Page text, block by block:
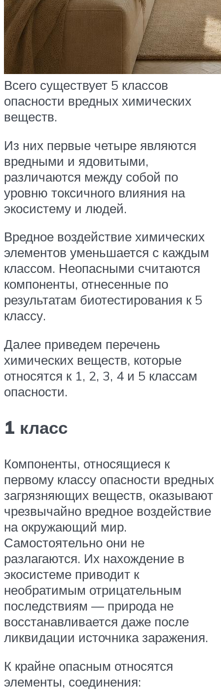
Всего существует 5 классов
опасности вредных химических
веществ.
Из них первые четыре являются
вредными и ядовитыми,
различаются между собой по
уровню токсичного влияния на
экосистему и людей.
Вредное воздействие химических
элементов уменьшается с каждым
классом. Неопасными считаются
компоненты, отнесенные по
результатам биотестирования к 5
классу.
Далее приведем перечень
химических веществ, которые
относятся к 1, 2, 3, 4 и 5 классам
опасности.
1 класс
Компоненты, относящиеся к
первому классу опасности вредных
загрязняющих веществ, оказывают
чрезвычайно вредное воздействие
на окружающий мир.
Самостоятельно они не
разлагаются. Их нахождение в
экосистеме приводит к
необратимым отрицательным
последствиям — природа не
восстанавливается даже после
ликвидации источника заражения.
К крайне опасным относятся
элементы, соединения: